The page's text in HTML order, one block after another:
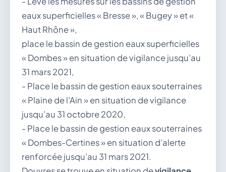
eaux superficielles « Bresse », « Bugey » et «
Haut Rhône »,
place le bassin de gestion eaux superficielles
« Dombes » en situation de vigilance jusqu’au
31 mars 2021,
- Place le bassin de gestion eaux souterraines
« Plaine de l’Ain » en situation de vigilance
jusqu’au 31 octobre 2020,
- Place le bassin de gestion eaux souterraines
« Dombes-Certines » en situation d’alerte
renforcée jusqu’au 31 mars 2021.